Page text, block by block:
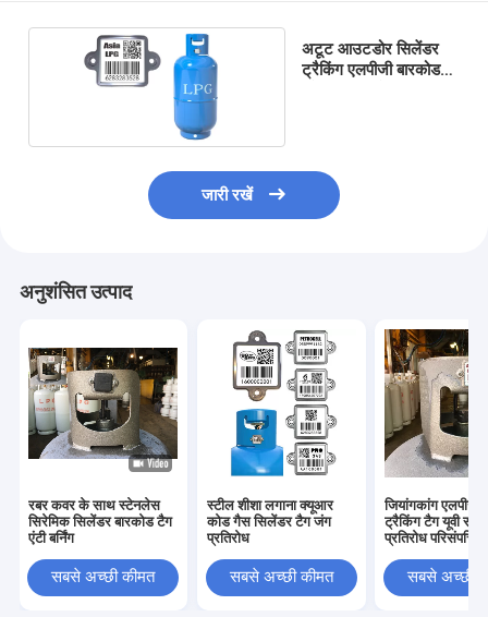
अटूट आउटडोर सिलेंडर
ट्रैकिंग एलपीजी बारकोड
जारी रखें
अनुशंसित उत्पाद
रबर कवर के साथ स्टेनलेस
सिरेमिक सिलेंडर बारकोड टैग
एंटी बर्निंग
सबसे अच्छी कीमत
स्टील शीशा लगाना क्यूआर
कोड गैस सिलेंडर टैग जंग
प्रतिरोध
सबसे अच्छी कीमत
जियांगकांग एलपीजी
ट्रैकिंग टैग यूवी सबूत
प्रतिरोध परिसंपत्ति
सबसे अच्छी